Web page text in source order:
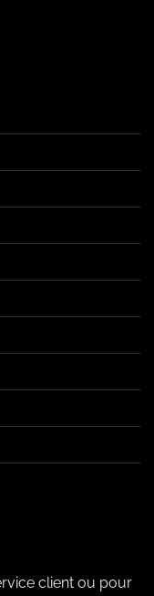
client ou pour